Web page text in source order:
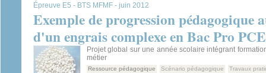
Épreuve E5 - BTS MFMF - juin 2012
Exemple de progression
d'un engrais complexe en Bac Pro
Projet global sur une année scolaire intégrant
métier
Ressource pédagogique Scénario pédagogique Travaux